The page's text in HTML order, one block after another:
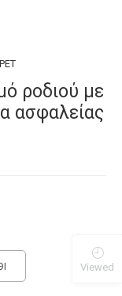
ροδιού με
ασφαλείας
Viewed